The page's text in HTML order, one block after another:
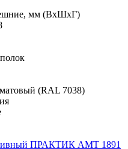
мм (ВхШхГ)
(RAL 7038)